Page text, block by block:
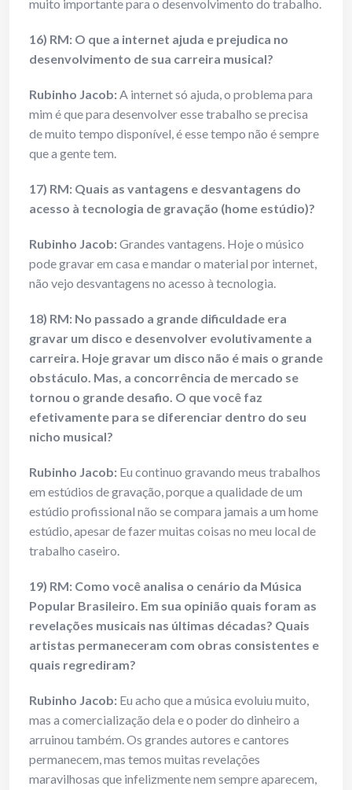
muito importante para o desenvolvimento do trabalho.
16) RM: O que a internet ajuda e prejudica no
desenvolvimento de sua carreira musical?
Rubinho Jacob:A internet só ajuda, o problema para
mim é que para desenvolver esse trabalho se precisa
de muito tempo disponível, é esse tempo não é sempre
que a gente tem.
17) RM: Quais as vantagens e desvantagens do
acesso à tecnologia de gravação (home estúdio)?
Rubinho Jacob:Grandes vantagens. Hoje o músico
pode gravar em casa e mandar o material por internet,
não vejo desvantagens no acesso à tecnologia.
18) RM: No passado a grande dificuldade era
gravar um disco e desenvolver evolutivamente a
carreira. Hoje gravar um disco não é mais o grande
obstáculo. Mas, a concorrência de mercado se
tornou o grande desafio. O que você faz
efetivamente para se diferenciar dentro do seu
nicho musical?
Rubinho Jacob: Eu continuo gravando meus trabalhos
em estúdios de gravação, porque a qualidade de um
estúdio profissional não se compara jamais a um home
estúdio, apesar de fazer muitas coisas no meu local de
trabalho caseiro.
19) RM: Como você analisa o cenário da Música
Popular Brasileiro. Em sua opinião quais foram as
revelações musicais nas últimas décadas? Quais
artistas permaneceram com obras consistentes e
quais regrediram?
Rubinho Jacob: Eu acho que a música evoluiu muito,
mas a comercialização dela e o poder do dinheiro a
arruinou também. Os grandes autores e cantores
permanecem, mas temos muitas revelações
maravilhosas que infelizmente nem sempre aparecem,